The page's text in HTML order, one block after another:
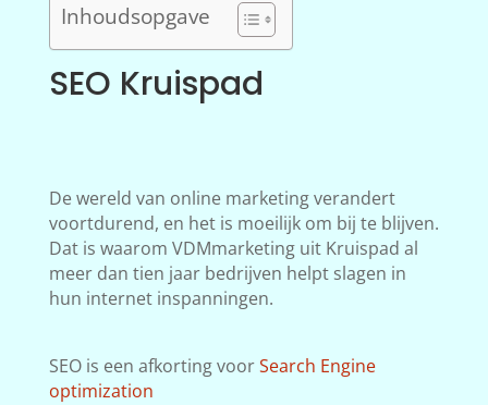
Inhoudsopgave
SEO Kruispad
De wereld van online marketing verandert
voortdurend, en het is moeilijk om bij te blijven.
Dat is waarom VDMmarketing uit Kruispad al
meer dan tien jaar bedrijven helpt slagen in
hun internet inspanningen.
SEO is een afkorting voorSearch Engine
optimization